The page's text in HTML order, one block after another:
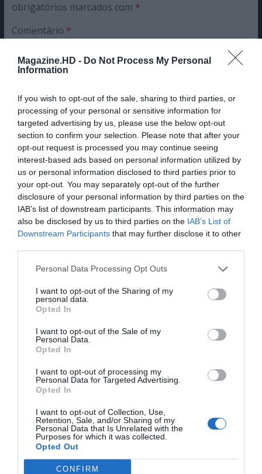
Magazine.HD - Do Not Process My Personal
Information
If you wish to opt-out of the sale, sharing to third parties, or
processing of your personal or sensitive information for
targeted advertising by us, please use the below opt-out
section to confirm your selection. Please note that after your
opt-out request is processed you may continue seeing
interest-based ads based on personal information utilized by
us or personal information disclosed to third parties prior to
your opt-out. You may separately opt-out of the further
disclosure of your personal information by third parties on the
IAB’s list of downstream participants. This information may
also be disclosed by us to third parties on the IAB’s List of
Downstream Participants that may further disclose it to other
Personal Data Processing Opt Outs
I want to opt-out of the Sharing of my
personal data.
Opted In
I want to opt-out of the Sale of my
Personal Data.
Opted In
I want to opt-out of processing my
Personal Data for Targeted Advertising.
Opted In
I want to opt-out of Collection, Use,
Retention, Sale, and/or Sharing of my
Personal Data that Is Unrelated with the
Purposes for which it was collected.
Opted Out
CONFIRM
obrigatórios marcados com *
Comentário *
Email
Guardar o meu nome, email e site neste navegador
para a próxima vez que eu comentar.
Sim, adicione-me à mailing list da Newsletter MHD